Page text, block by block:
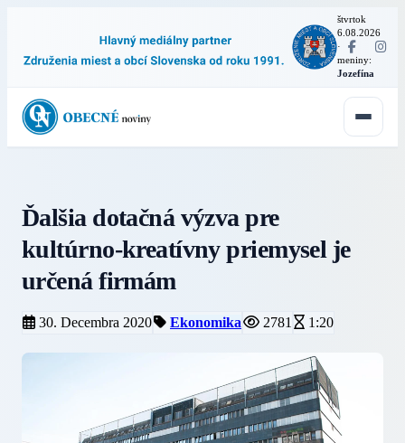
štvrtok
6.08.2026
·
meniny:
Jozefína
Ďalšia dotačná výzva pre
kultúrno-kreatívny priemysel je
určená firmám
30. Decembra 2020 Ekonomika 2781 1:20